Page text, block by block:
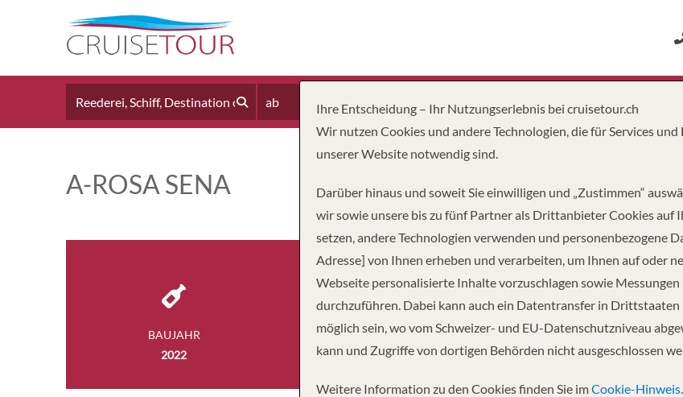
ab Erwachsene Kinder
A-ROSA SENA
BAUJAHR
2022
PASSAGIERE
280
Ihre Entscheidung – Ihr Nutzungserlebnis bei cruisetour.ch
Wir nutzen Cookies und andere Technologien, die für Services
unserer Website notwendig sind.
Darüber hinaus und soweit Sie einwilligen und „Zustimmen“
wir sowie unsere bis zu fünf Partner als Drittanbieter Cookies auf
setzen, andere Technologien verwenden und personenbezogene
Adresse] von Ihnen erheben und verarbeiten, um Ihnen auf oder
Webseite personalisierte Inhalte vorzuschlagen sowie Messungen
durchzuführen. Dabei kann auch ein Datentransfer in Drittstaaten
möglich sein, wo vom Schweizer- und EU-Datenschutzniveau
kann und Zugriffe von dortigen Behörden nicht ausgeschlossen
Weitere Information zu den Cookies finden Sie imCookie-Hinweis.